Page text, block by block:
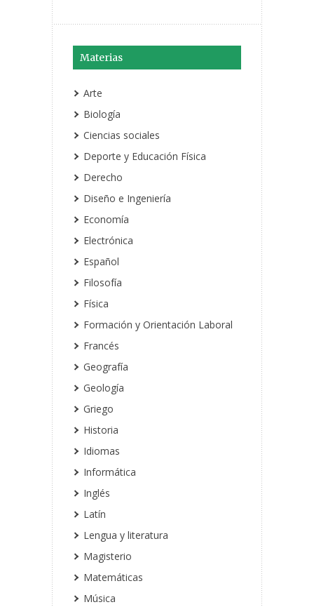
Materias
Arte
Biología
Ciencias sociales
Deporte y Educación Física
Derecho
Diseño e Ingeniería
Economía
Electrónica
Español
Filosofía
Física
Formación y Orientación Laboral
Francés
Geografía
Geología
Griego
Historia
Idiomas
Informática
Inglés
Latín
Lengua y literatura
Magisterio
Matemáticas
Música